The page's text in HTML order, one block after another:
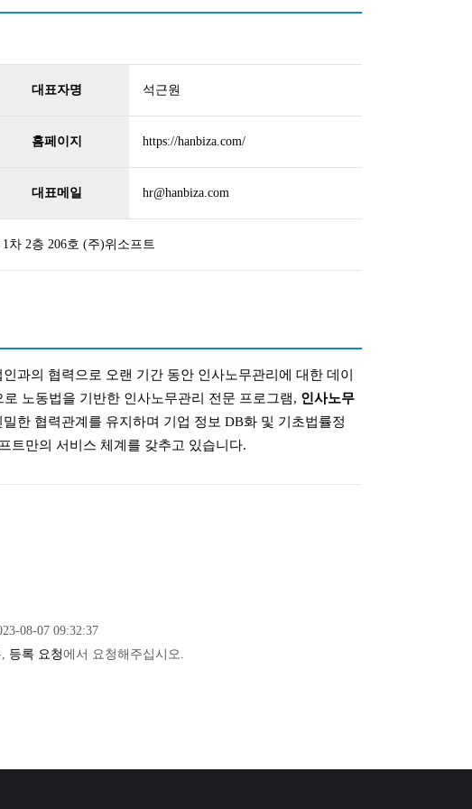
대표자명 석근원
홈페이지 https://hanbiza.com/
대표메일 hr@hanbiza.com
차 2층 206호 (주)위소프트
과의 협력으로 오랜 기간 동안 인사노무관리에 대한 데이
노동법을 기반한 인사노무관리 전문 프로그램, 인사노무
한 협력관계를 유지하며 기업 정보 DB화 및 기초법률정
트만의 서비스 체계를 갖추고 있습니다.
08-07 09:32:37
등록 요청에서 요청해주십시오.